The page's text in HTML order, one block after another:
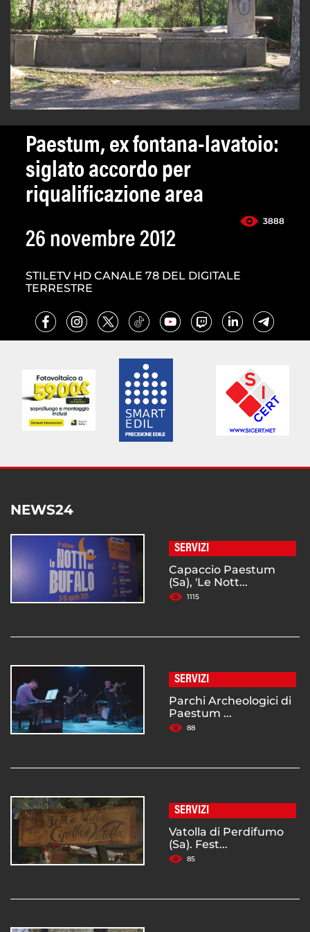
Paestum, ex fontana-lavatoio:
siglato accordo per
riqualificazione area
3888
26 novembre 2012
STILETV HD CANALE 78 DEL DIGITALE
TERRESTRE
NEWS24
SERVIZI
Capaccio Paestum
(Sa), 'Le Nott...
1115
SERVIZI
Parchi Archeologici di
Paestum ...
88
SERVIZI
Vatolla di Perdifumo
(Sa). Fest...
85